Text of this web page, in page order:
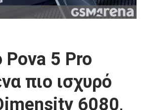
Pova 5 Pro
πιο ισχυρό
6080,